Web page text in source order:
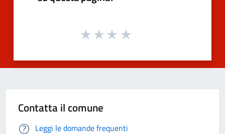
Contatta il comune
Leggi le domande frequenti